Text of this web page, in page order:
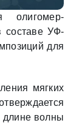
олигомер-
составе УФ-
для
мягких
длине волны